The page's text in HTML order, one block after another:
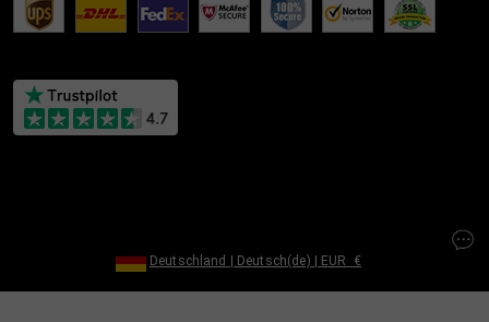
Deutschland | Deutsch(de) | EUR €